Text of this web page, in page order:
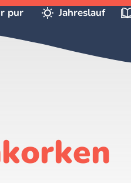
pur Jahreslauf